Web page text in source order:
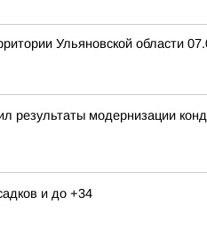
Ульяновской области
результаты модернизации
и до +34